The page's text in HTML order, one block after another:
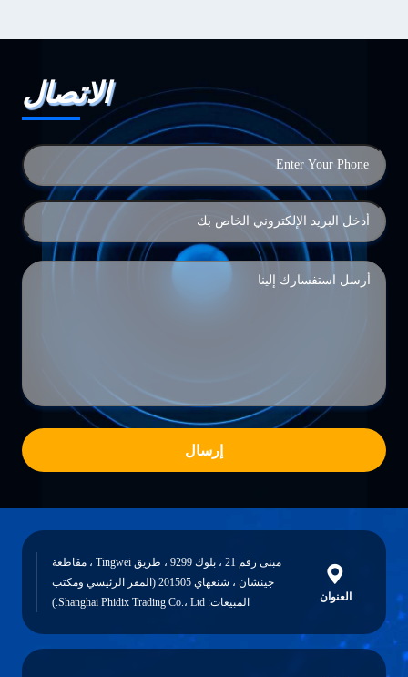
الاتصال
إرسال
العنوان
مبنى رقم 21 ، بلوك 9299 ، طريق Tingwei ، مقاطعة
جينشان ، شنغهاي 201505 (المقر الرئيسي ومكتب
المبيعات: Shanghai Phidix Trading Co.، Ltd.)